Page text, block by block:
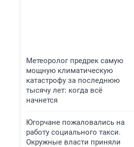
Метеоролог предрек самую
мощную климатическую
катастрофу за последнюю
тысячу лет: когда всё
начнется
Югорчане пожаловались на
работу социального такси.
Окружные власти приняли